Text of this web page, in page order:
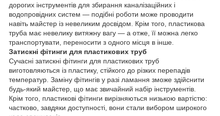
дорогих інструментів для збирання каналізаційних і
водопровідних систем — подібні роботи може проводити
навіть майстер із невеликим досвідом. Крім того, пластикова
труба має невелику витяжну вагу — а отже, її можна легко
транспортувати, переносити з одного місця в інше.
Затискні фітинги для пластикових труб
Сучасні затискні фітинги для пластикових труб
виготовляються із пластику, стійкого до різких перепадів
температур. Заміну фітингів у разі ламання зможе здійснити
будь-який майстер, що має звичайний набір інструментів.
Крім того, пластикові фітинги вирізняються низькою вартістю:
частково, завдяки доступності, вони стали вибором широкого